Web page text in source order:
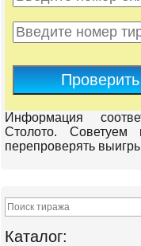
Проверить
Информация
Столото. Советуем
перепроверять
Каталог: